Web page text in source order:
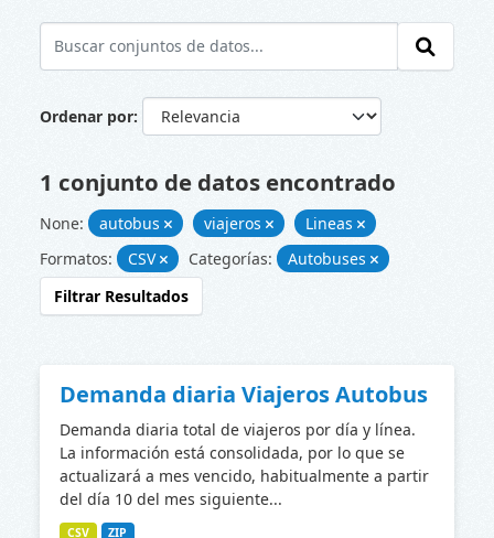
Ordenar por
1 conjunto de datos encontrado
None: autobus viajeros
Lineas
Formatos:
CSV Categorías:
Autobuses
Filtrar Resultados
Demanda diaria Viajeros Autobus
Demanda diaria total de viajeros por día y línea.
La información está consolidada, por lo que se
actualizará a mes vencido, habitualmente a partir
del día 10 del mes siguiente...
CSV ZIP